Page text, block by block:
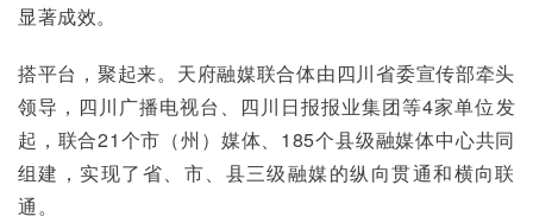
显著成效。
搭平台，聚起来。天府融媒联合体由四川省委宣传部牵头
领导，四川广播电视台、四川日报报业集团等4家单位发
起，联合21个市（州）媒体、185个县级融媒体中心共同
组建，实现了省、市、县三级融媒的纵向贯通和横向联
通。